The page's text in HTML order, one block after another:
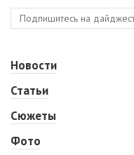
Новости
Статьи
Сюжеты
Фото